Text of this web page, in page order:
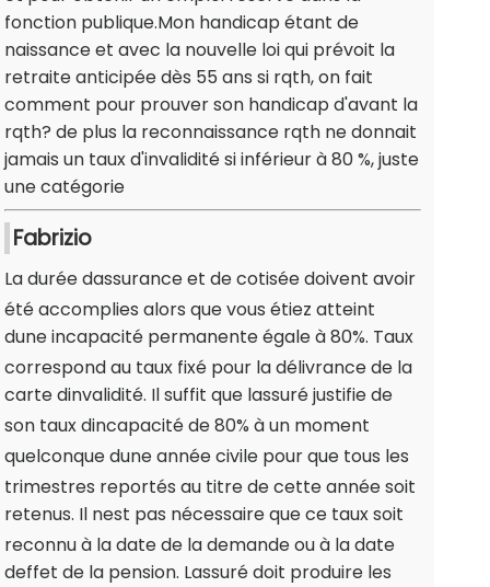
fonction publique.Mon handicap étant de
naissance et avec la nouvelle loi qui prévoit la
retraite anticipée dès 55 ans si rqth, on fait
comment pour prouver son handicap d'avant la
rqth? de plus la reconnaissance rqth ne donnait
jamais un taux d'invalidité si inférieur à 80 %, juste
une catégorie
Fabrizio
La durée dassurance et de cotisée doivent avoir
été accomplies alors que vous étiez atteint
dune incapacité permanente égale à 80%. Taux
correspond au taux fixé pour la délivrance de la
carte dinvalidité. Il suffit que lassuré justifie de
son taux dincapacité de 80% à un moment
quelconque dune année civile pour que tous les
trimestres reportés au titre de cette année soit
retenus. Il nest pas nécessaire que ce taux soit
reconnu à la date de la demande ou à la date
deffet de la pension. Lassuré doit produire les